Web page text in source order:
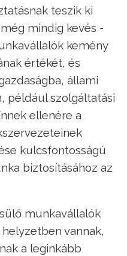
teszik ki
mindig kevés -
kemény
értékét, és
állami
például szolgáltatási
ellenére a
kulcsfontosságú
biztosításához az
munkavállalók
vannak,
a leginkább